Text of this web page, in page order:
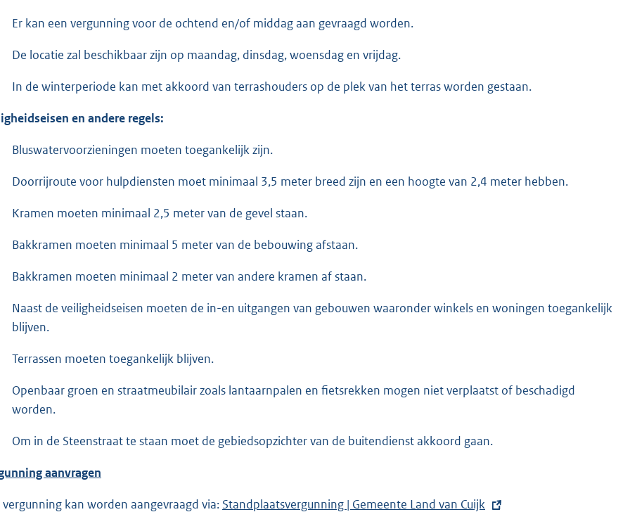
Er kan een vergunning voor de ochtend en/of middag aan gevraagd worden.
De locatie zal beschikbaar zijn op maandag, dinsdag, woensdag en vrijdag.
In de winterperiode kan met akkoord van terrashouders op de plek van het terras worden gestaan.
en andere regels:
Bluswatervoorzieningen moeten toegankelijk zijn.
Doorrijroute voor hulpdiensten moet minimaal 3,5 meter breed zijn en een hoogte van 2,4 meter hebben.
Kramen moeten minimaal 2,5 meter van de gevel staan.
Bakkramen moeten minimaal 5 meter van de bebouwing afstaan.
Bakkramen moeten minimaal 2 meter van andere kramen af staan.
Naast de veiligheidseisen moeten de in-en uitgangen van gebouwen waaronder winkels en woningen toegankelijk
blijven.
Terrassen moeten toegankelijk blijven.
Openbaar groen en straatmeubilair zoals lantaarnpalen en fietsrekken mogen niet verplaatst of beschadigd
worden.
Om in de Steenstraat te staan moet de gebiedsopzichter van de buitendienst akkoord gaan.
aanvragen
vergunning kan worden aangevraagd via: E
Standplaatsvergunning | Gemeente Land van Cuijk